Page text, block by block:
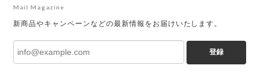
Mail Magazine
新商品やキャンペーンなどの最新情報をお届けいたします。
登録